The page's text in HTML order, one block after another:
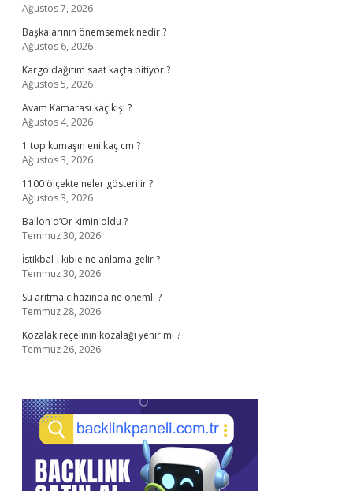
Ağustos 7, 2026
Başkalarının önemsemek nedir ?
Ağustos 6, 2026
Kargo dağıtım saat kaçta bitiyor ?
Ağustos 5, 2026
Avam Kamarası kaç kişi ?
Ağustos 4, 2026
1 top kumaşın eni kaç cm ?
Ağustos 3, 2026
1100 ölçekte neler gösterilir ?
Ağustos 3, 2026
Ballon d’Or kimin oldu ?
Temmuz 30, 2026
İstikbal-i kıble ne anlama gelir ?
Temmuz 30, 2026
Su arıtma cihazında ne önemli ?
Temmuz 28, 2026
Kozalak reçelinin kozalağı yenir mi ?
Temmuz 26, 2026